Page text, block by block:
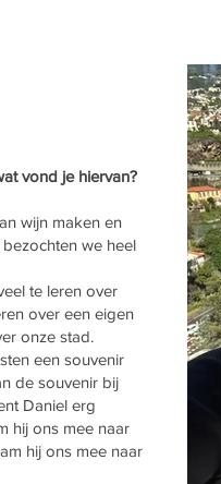
vond je hiervan?
wijn maken en
we heel
te leren over
over een eigen
onze stad.
een souvenir
de souvenir bij
Daniel erg
hij ons mee naar
hij ons mee naar